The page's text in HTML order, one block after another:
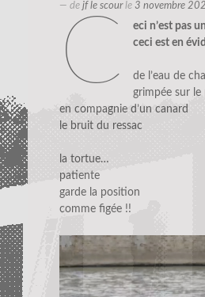
— de jf le scourle 3 novembre
c
eci n’est pas
ceci est en
de l’eau de
grimpée sur le
en compagnie d’un canard
le bruit du ressac
la tortue…
patiente
garde la position
comme figée !!